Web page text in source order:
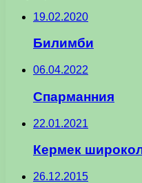
19.02.2020
Билимби
06.04.2022
Спарманния
22.01.2021
Кермек
26.12.2015